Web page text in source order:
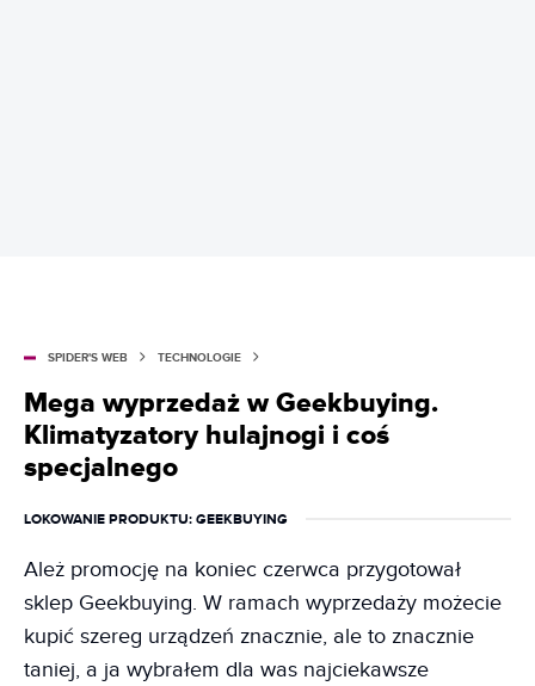
SPIDER'S WEB TECHNOLOGIE
Mega wyprzedaż w Geekbuying.
Klimatyzatory hulajnogi i coś
specjalnego
LOKOWANIE PRODUKTU: GEEKBUYING
Ależ promocję na koniec czerwca przygotował
sklep Geekbuying. W ramach wyprzedaży możecie
kupić szereg urządzeń znacznie, ale to znacznie
taniej, a ja wybrałem dla was najciekawsze